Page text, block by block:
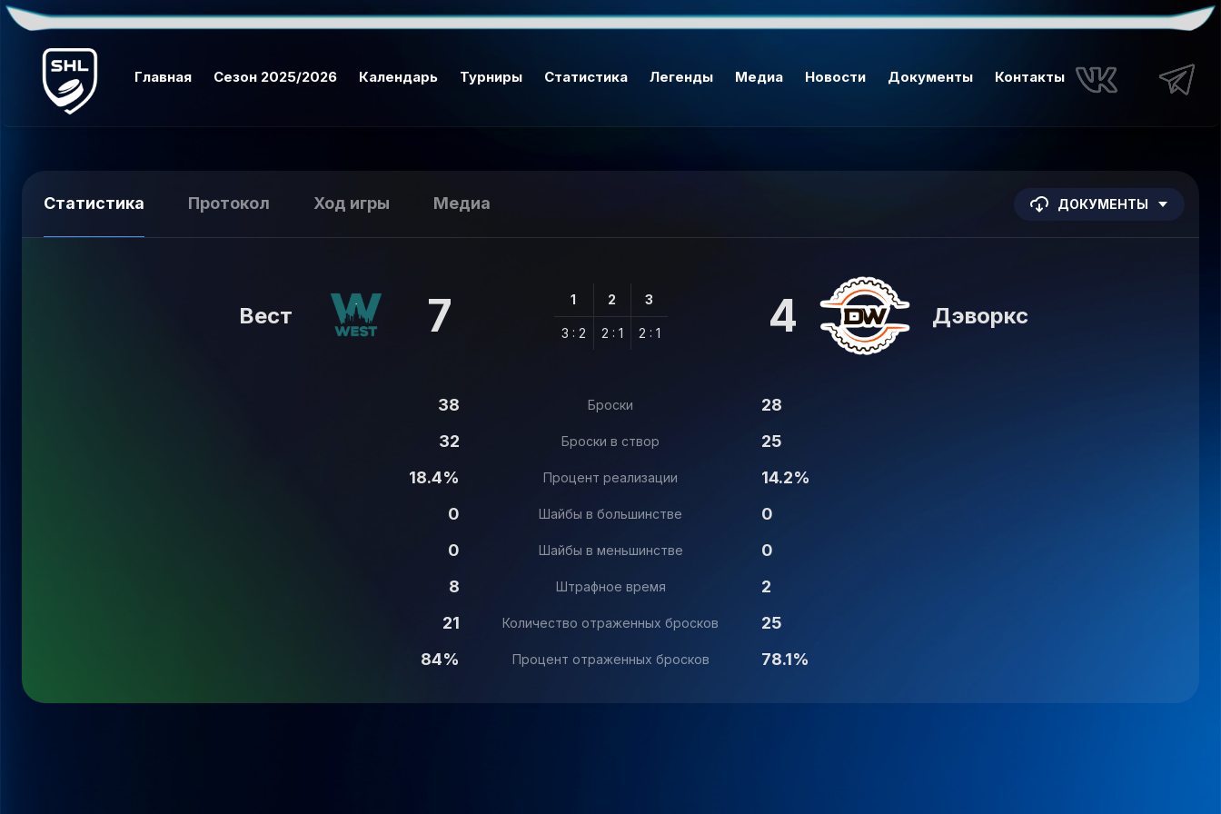
Главная Сезон 2025/2026 Календарь Турниры Статистика Легенды Медиа Новости Документы Контакты
Статистика Протокол Ход игры Медиа ДОКУМЕНТЫ
Вест 7 1
3 : 2
2
2 : 1
3
2 : 1
Дэворкс
4
38 Броски
28
32
Броски в створ
25
18.4%
Процент реализации
14.2%
0
Шайбы в большинстве
0
0
Шайбы в меньшинстве
0
8
Штрафное время
2
21
Количество отраженных бросков
25
84%
Процент отраженных бросков 78.1%